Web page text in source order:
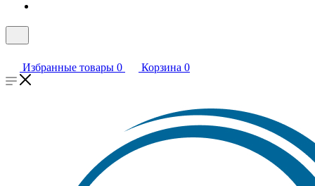
Избранные товары 0 Корзина 0